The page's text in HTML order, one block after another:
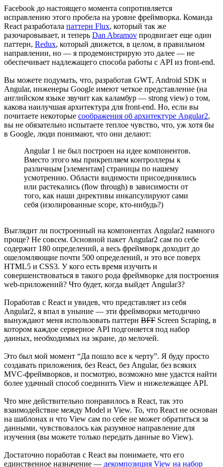
Facebook до настоящего момента сопротивляется
исправлению этого пробела на уровне фреймворка. Команда
React разработала паттерн Flux, который так же
разочаровывает, и теперь Dan Abramov продвигает еще один
паттерн, Redux, который движется, в целом, в правильном
направлении, но — я продемонстрирую это далее — не
обеспечивает надлежащего способа работы с API из front-end.
Вы можете подумать, что, разработав GWT, Android SDK и
Angular, инженеры Google имеют четкое представление (на
английском языке звучит как каламбур — strong view) о том,
какова наилучшая архитектура для front-end. Но, если вы
почитаете некоторые соображения об архитектуре Angular2,
вы не обязательно испытаете теплое чувство, что, уж хотя бы
в Google, люди понимают, что они делают:
Angular 1 не был построен на идее компонентов.
Вместо этого мы прикрепляем контроллеры к
различным [элементам] страницы по нашему
усмотрению. Области видимости присоединялись
или растекались (flow through) в зависимости от
того, как наши директивы инкапсулируют сами
себя (изолированные scope, кто-нибудь?)
Выглядит ли построенный на компонентах Angular2 намного
проще? Не совсем. Основной пакет Angular2 сам по себе
содержит 180 определений, а весь фреймворк доходит до
ошеломляющие почти 500 определений, и это все поверх
HTML5 и CSS3. У кого есть время изучить и
совершенствоваться в такого рода фреймворке для построения
web-приложений? Что будет, когда выйдет Angular3?
Поработав с React и увидев, что представляет из себя
Angular2, я впал в уныние — эти фреймворки методично
вынуждают меня использовать паттерн BFF Screen Scraping, в
котором каждое серверное API подгоняется под набор
данных, необходимых на экране, до мелочей.
Это был мой момент “Да пошло все к черту”. Я буду просто
создавать приложения, без React, без Angular, без всяких
MVC-фреймворков, и посмотрю, возможно мне удастся найти
более удачный способ соединить View и нижележащее API.
Что мне действительно понравилось в React, так это
взаимодействие между Model и View. То, что React не основан
на шаблонах и что View сам по себе не может обратиться за
данными, чувствовалось как разумное направление для
изучения (вы можете только передать данные во View).
Достаточно поработав с React вы понимаете, что его
единственное назначение — декомпозиция View на набор